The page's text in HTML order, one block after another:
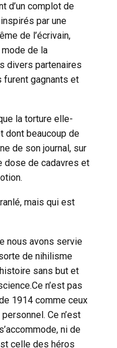
d’un complot de
par une
de l’écrivain,
de la
divers partenaires
furent gagnants et
la torture elle-
dont beaucoup de
de son journal, sur
dose de cadavres et
mais qui est
nous avons servie
de nihilisme
sans but et
n’est pas
1914 comme ceux
Ce n’est
ni de
celle des héros